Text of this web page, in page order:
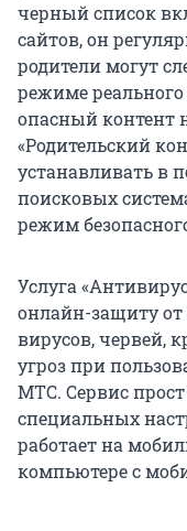
черный список
сайтов, он
родители могут
режиме
опасный контент
«Родительский
устанавливать в
поисковых
режим
Услуга
онлайн-защиту
вирусов, червей,
угроз при
МТС. Сервис прост
специальных
работает на
компьютере с